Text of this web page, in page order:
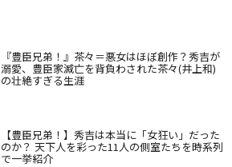
『豊臣兄弟！』茶々＝悪女はほぼ創作？秀吉が
溺愛、豊臣家滅亡を背負わされた茶々(井上和)
の壮絶すぎる生涯
【豊臣兄弟！】秀吉は本当に「女狂い」だった
のか？ 天下人を彩った11人の側室たちを時系列
で一挙紹介